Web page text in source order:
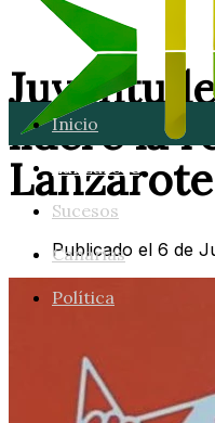
Inicio
Lanzarote
Sucesos
Canarias
Política
lidere la
Lanzarote
Publicado el 6 de